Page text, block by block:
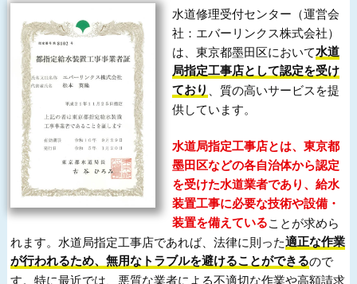
水道修理受付センター（運営会
社：エバーリンクス株式会社）
は、東京都墨田区において水道
局指定工事店として認定を受け
ており
、質の高いサービスを提
供しています。
水道局指定工事店とは、東京都
墨田区などの各自治体から認定
を受けた水道業者であり、給水
装置工事に必要な技術や設備・
装置を備えていることが求めら
れます。水道局指定工事店であれば、法律に則った適正な作業
が行われるため、無用なトラブルを避けることができるので
す。特に最近では、悪質な業者による不適切な作業や高額請求